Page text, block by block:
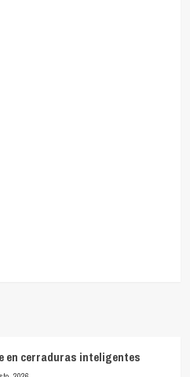
en cerraduras inteligentes